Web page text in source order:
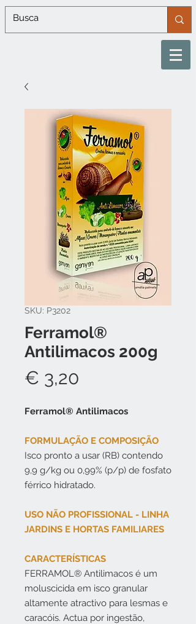
SKU: P3202
Ferramol®
Antilimacos 200g
€ 3,20
Ferramol® Antilimacos
FORMULAÇÃO E COMPOSIÇÃO
Isco pronto a usar (RB) contendo
9,9 g/kg ou 0,99% (p/p) de fosfato
férrico hidratado.
USO NÃO PROFISSIONAL - LINHA
JARDINS E HORTAS FAMILIARES
CARACTERÍSTICAS
FERRAMOL® Antilimacos é um
moluscicida em isco granular
altamente atractivo para lesmas e
caracóis. Actua por ingestão,